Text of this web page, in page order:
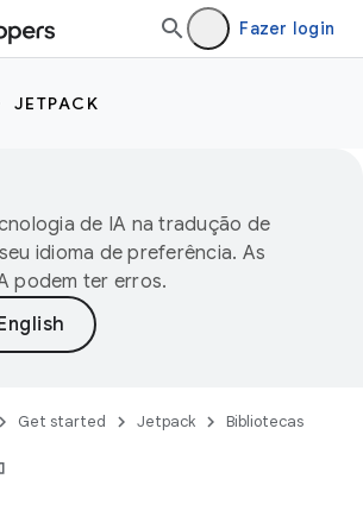
Fazer login
JETPACK
de IA na tradução de
idioma de preferência. As
podem ter erros.
Get started Jetpack Bibliotecas